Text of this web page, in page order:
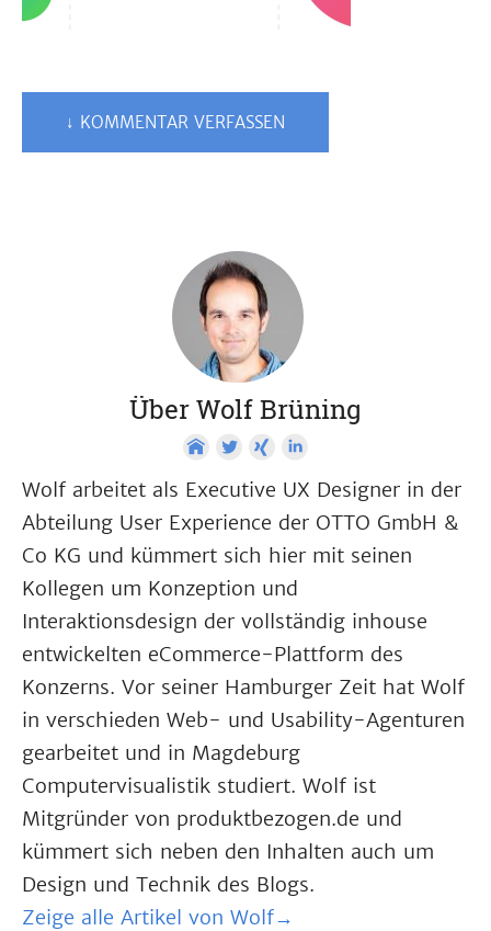
↓ KOMMENTAR VERFASSEN
Über Wolf Brüning
Wolf arbeitet als Executive UX Designer in der
Abteilung User Experience der OTTO GmbH &
Co KG und kümmert sich hier mit seinen
Kollegen um Konzeption und
Interaktionsdesign der vollständig inhouse
entwickelten eCommerce-Plattform des
Konzerns. Vor seiner Hamburger Zeit hat Wolf
in verschieden Web- und Usability-Agenturen
gearbeitet und in Magdeburg
Computervisualistik studiert. Wolf ist
Mitgründer von produktbezogen.de und
kümmert sich neben den Inhalten auch um
Design und Technik des Blogs.
Zeige alle Artikel von Wolf→